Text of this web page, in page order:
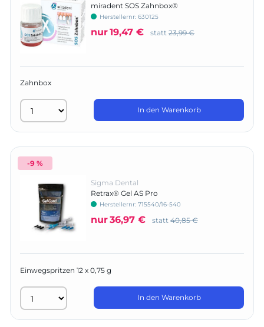
miradent SOS Zahnbox®
Herstellernr: 630125
nur19,47 € statt 23,99 €
Zahnbox
In den Warenkorb
-9 %
Sigma Dental
Retrax® Gel AS Pro
Herstellernr: 715540/16-540
nur36,97 € statt 40,85 €
Einwegspritzen 12 x 0,75 g
In den Warenkorb